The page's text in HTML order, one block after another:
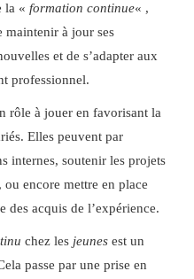
la « formation continue« ,
maintenir à jour ses
et de s’adapter aux
professionnel.
rôle à jouer en favorisant la
Elles peuvent par
internes, soutenir les projets
encore mettre en place
des acquis de l’expérience.
chez les jeunes est un
passe par une prise en